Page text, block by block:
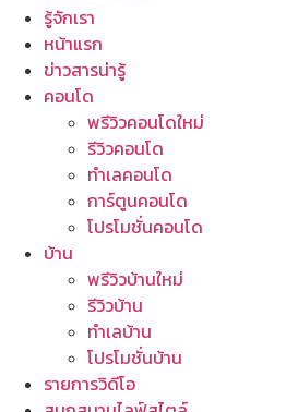
รู้จักเรา
หน้าแรก
ข่าวสารน่ารู้
คอนโด
พรีวิวคอนโดใหม่
รีวิวคอนโด
ทำเลคอนโด
การ์ตูนคอนโด
โปรโมชั่นคอนโด
บ้าน
พรีวิวบ้านใหม่
รีวิวบ้าน
ทำเลบ้าน
โปรโมชั่นบ้าน
รายการวิดีโอ